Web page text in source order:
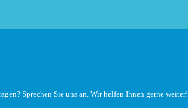
Sprechen Sie uns an. Wir helfen Ihnen gerne